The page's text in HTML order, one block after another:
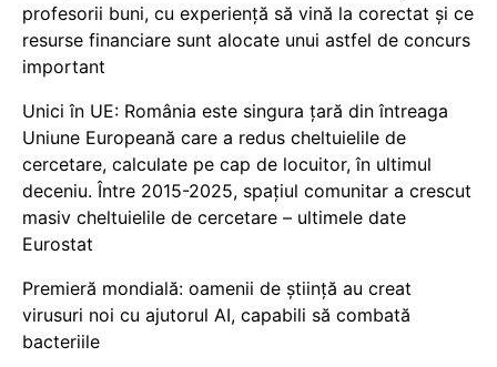
profesorii buni, cu experiență să vină la corectat și ce
resurse financiare sunt alocate unui astfel de concurs
important
Unici în UE: România este singura țară din întreaga
Uniune Europeană care a redus cheltuielile de
cercetare, calculate pe cap de locuitor, în ultimul
deceniu. Între 2015-2025, spațiul comunitar a crescut
masiv cheltuielile de cercetare – ultimele date
Eurostat
Premieră mondială: oamenii de știință au creat
virusuri noi cu ajutorul AI, capabili să combată
bacteriile